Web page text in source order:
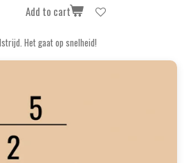
Add to cart
Het gaat op snelheid!